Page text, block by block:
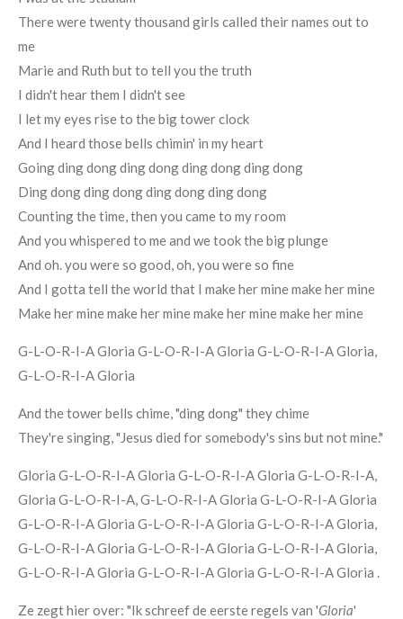
There were twenty thousand girls called their names out to
me
Marie and Ruth but to tell you the truth
I didn't hear them I didn't see
I let my eyes rise to the big tower clock
And I heard those bells chimin' in my heart
Going ding dong ding dong ding dong ding dong
Ding dong ding dong ding dong ding dong
Counting the time, then you came to my room
And you whispered to me and we took the big plunge
And oh. you were so good, oh, you were so fine
And I gotta tell the world that I make her mine make her mine
Make her mine make her mine make her mine make her mine
G-L-O-R-I-A Gloria G-L-O-R-I-A Gloria G-L-O-R-I-A Gloria,
G-L-O-R-I-A Gloria
And the tower bells chime, "ding dong" they chime
They're singing, "Jesus died for somebody's sins but not mine."
Gloria G-L-O-R-I-A Gloria G-L-O-R-I-A Gloria G-L-O-R-I-A,
Gloria G-L-O-R-I-A, G-L-O-R-I-A Gloria G-L-O-R-I-A Gloria
G-L-O-R-I-A Gloria G-L-O-R-I-A Gloria G-L-O-R-I-A Gloria,
G-L-O-R-I-A Gloria G-L-O-R-I-A Gloria G-L-O-R-I-A Gloria,
G-L-O-R-I-A Gloria G-L-O-R-I-A Gloria G-L-O-R-I-A Gloria .
Ze zegt hier over: "Ik schreef de eerste regels van 'Gloria'